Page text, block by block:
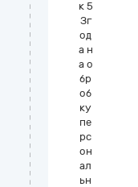
к 5
Зг
од
а н
а о
бр
об
ку
пе
рс
он
ал
ьн